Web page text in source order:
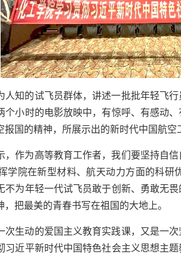
人知的试飞员群体，讲述一批批年轻飞
个小时的电影放映中，有惊呼、有感动
国的精神，所展示出的新时代中国航空
，作为高等教育工作者，我们要坚持自
学院在新型材料、航天动力方面的科研
不为年轻一代试飞员敢于创新、勇敢无
把最美的青春书写在祖国的大地上。
次生动的爱国主义教育实践课，又是一
习近平新时代中国特色社会主义思想主